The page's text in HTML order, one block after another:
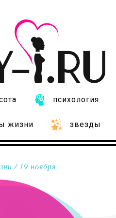
психология
жизни звезды
/ 19 ноября